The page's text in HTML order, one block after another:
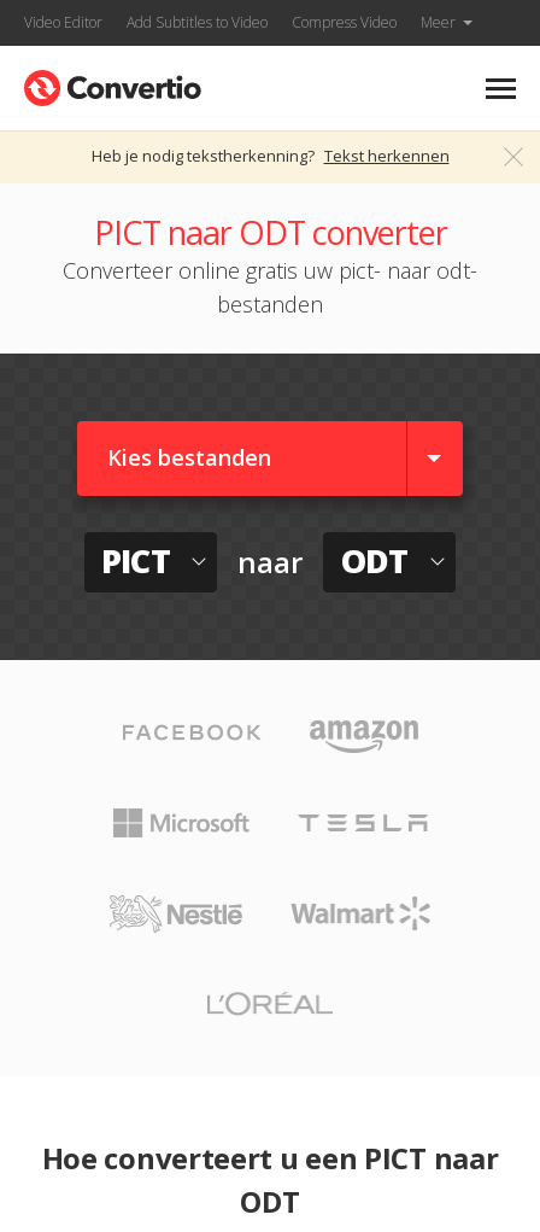
Video Editor Add Subtitles to Video Compress Video Meer
Heb je nodig tekstherkenning? Tekst herkennen
PICT naar ODT converter
Converteer online gratis uw pict- naar odt-
bestanden
Kies bestanden
PICT naar ODT
Hoe converteert u een PICT naar
ODT